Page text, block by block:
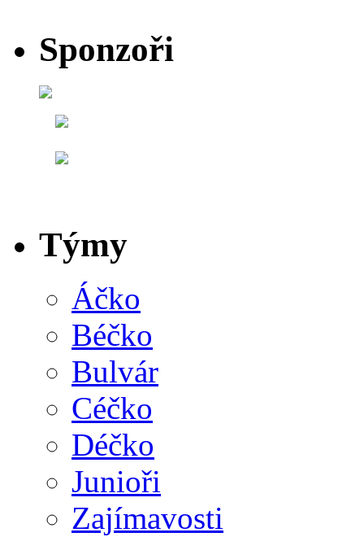
Sponzoři
Týmy
Áčko
Béčko
Bulvár
Céčko
Déčko
Junioři
Zajímavosti